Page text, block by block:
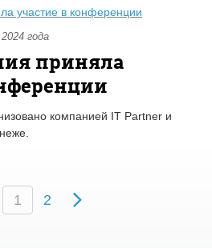
года
приняла
компанией IT Partner и
1(
c
2